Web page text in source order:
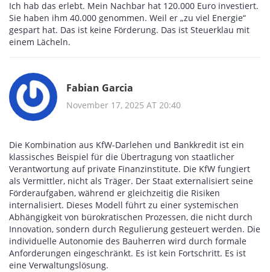
Ich hab das erlebt. Mein Nachbar hat 120.000 Euro investiert.
Sie haben ihm 40.000 genommen. Weil er „zu viel Energie“
gespart hat. Das ist keine Förderung. Das ist Steuerklau mit
einem Lächeln.
Fabian Garcia
November 17, 2025 AT 20:40
Die Kombination aus KfW-Darlehen und Bankkredit ist ein
klassisches Beispiel für die Übertragung von staatlicher
Verantwortung auf private Finanzinstitute. Die KfW fungiert
als Vermittler, nicht als Träger. Der Staat externalisiert seine
Förderaufgaben, während er gleichzeitig die Risiken
internalisiert. Dieses Modell führt zu einer systemischen
Abhängigkeit von bürokratischen Prozessen, die nicht durch
Innovation, sondern durch Regulierung gesteuert werden. Die
individuelle Autonomie des Bauherren wird durch formale
Anforderungen eingeschränkt. Es ist kein Fortschritt. Es ist
eine Verwaltungslösung.